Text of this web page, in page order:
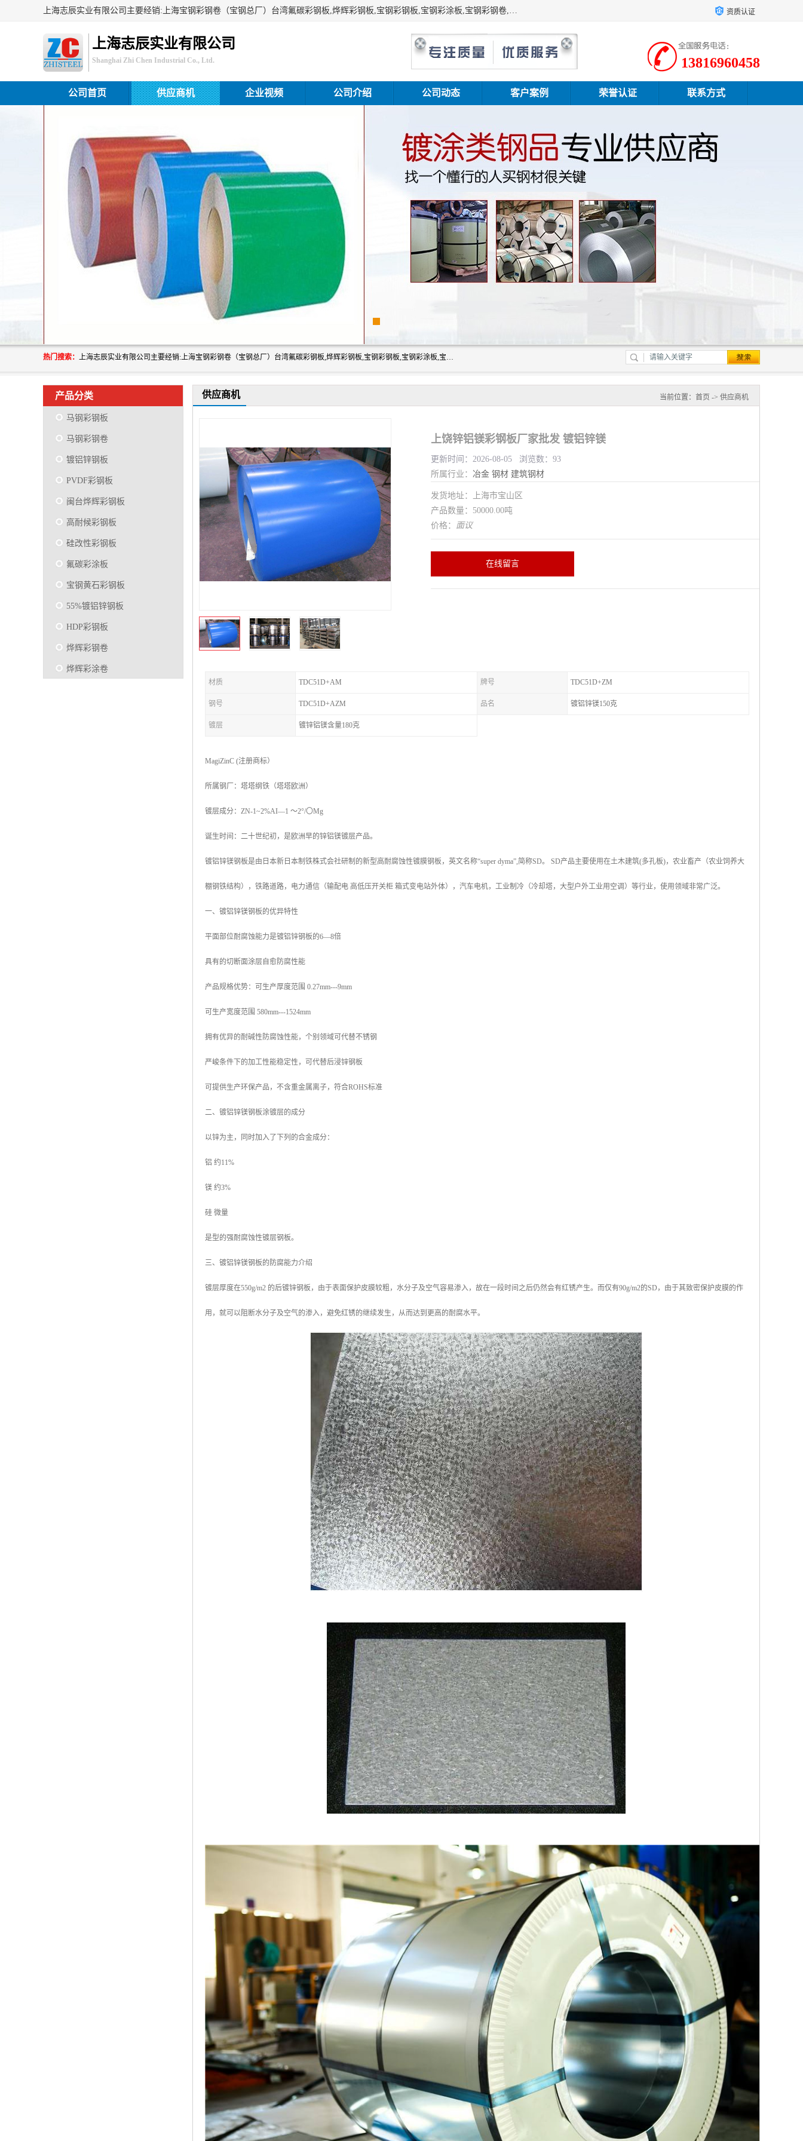
上海志辰实业有限公司主要经销:上海宝钢彩钢卷（宝钢总厂）台湾氟碳彩钢板,烨辉彩钢板,宝钢彩钢板,宝钢彩涂板,宝钢彩钢卷,马钢彩钢板,马钢彩钢卷,镀铝锌钢板,PVDF彩钢板,台湾烨辉彩钢板,高耐候彩钢板,硅改性彩钢板,规格齐全。 资质认证
上海志辰实业有限公司
Shanghai Zhi Chen Industrial Co., Ltd. 13816960458
公司首页 供应商机 企业视频 公司介绍 公司动态 客户案例 荣誉认证 联系方式
热门搜索： 上海志辰实业有限公司主要经销:上海宝钢彩钢卷（宝钢总厂）台湾氟碳彩钢板,烨辉彩钢板,宝钢彩钢板,宝钢彩涂板,宝钢彩钢卷,马钢彩钢板,马钢彩钢卷,镀铝锌钢板,PVDF彩钢板,台湾烨辉彩钢板,高耐候彩钢板,硅改性彩钢板,规格齐全。
产品分类
马钢彩钢板
马钢彩钢卷
镀铝锌钢板
PVDF彩钢板
闽台烨辉彩钢板
高耐候彩钢板
硅改性彩钢板
氟碳彩涂板
宝钢黄石彩钢板
55%镀铝锌钢板
HDP彩钢板
烨辉彩钢卷
烨辉彩涂卷
供应商机 当前位置： 首页 -> 供应商机
上饶锌铝镁彩钢板厂家批发 镀铝锌镁
更新时间：2026-08-05 浏览数：93
所属行业： 冶金 钢材 建筑钢材
发货地址：上海市宝山区
产品数量：50000.00吨
价格： 面议
在线留言
材质 TDC51D+AM 牌号 TDC51D+ZM
钢号 TDC51D+AZM 品名 镀铝锌镁150克
镀层 镀锌铝镁含量180克
MagiZinC (注册商标）
所属钢厂：塔塔纲铁（塔塔欧洲）
镀层成分：ZN-1~2%AI—1 〜2°/〇Mg
诞生时间：二十世纪初，是欧洲早的锌铝镁镀层产品。
镀铝锌镁钢板是由日本新日本制铁株式会社研制的新型高耐腐蚀性镀膜钢板，英文名称“super dyma”,简称SD。 SD产品主要使用在土木建筑(多孔板)，农业畜产（农业饲养大
棚钢铁结构），铁路道路，电力通信（输配电 高低压开关柜 箱式变电站外体），汽车电机，工业制冷（冷却塔，大型户外工业用空调）等行业，使用领域非常广泛。
一、镀铝锌镁钢板的优异特性
平面部位耐腐蚀能力是镀铝锌钢板的6—8倍
具有的切断面涂层自愈防腐性能
产品规格优势：可生产厚度范围 0.27mm---9mm
可生产宽度范围 580mm---1524mm
拥有优异的耐碱性防腐蚀性能，个别领域可代替不锈钢
严峻条件下的加工性能稳定性，可代替后浸锌钢板
可提供生产环保产品，不含重金属离子，符合ROHS标准
二、镀铝锌镁钢板涂镀层的成分
以锌为主，同时加入了下列的合金成分：
铝 约11%
镁 约3%
硅 微量
是型的强耐腐蚀性镀层钢板。
三、镀铝锌镁钢板的防腐能力介绍
镀层厚度在550g/m2 的后镀锌钢板，由于表面保护皮膜较粗，水分子及空气容易渗入，故在一段时间之后仍然会有红锈产生。而仅有90g/m2的SD，由于其致密保护皮膜的作
用，就可以阻断水分子及空气的渗入，避免红锈的继续发生，从而达到更高的耐腐水平。